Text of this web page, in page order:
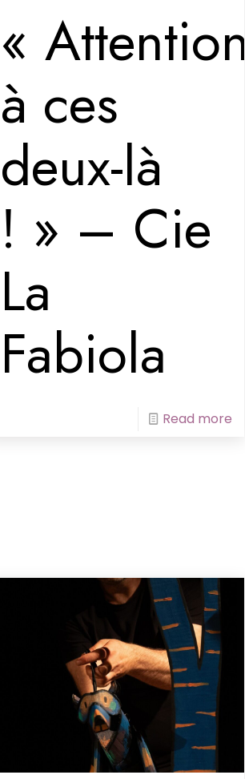
« Attention
à ces
deux-là
! » – Cie
La
Fabiola
Read more